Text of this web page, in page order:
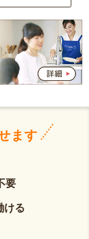
ます
要
ける